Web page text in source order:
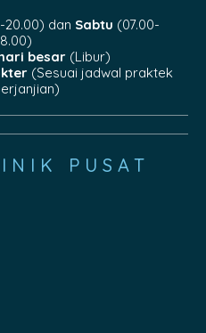
dan Sabtu (07.00-
besar(Libur)
(Sesuai jadwal praktek
PUSAT